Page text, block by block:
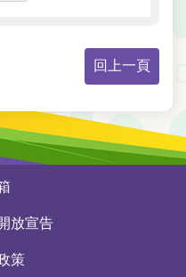
回上一頁
放宣告
策